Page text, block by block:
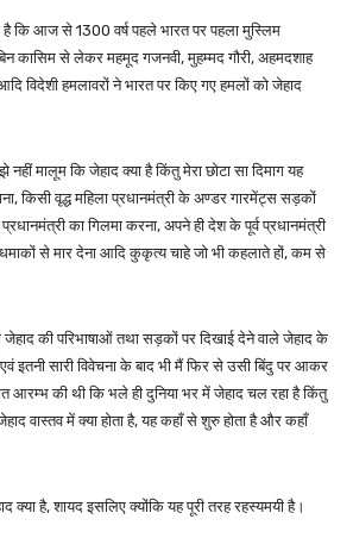
है कि आज से 1300 वर्ष पहले भारत पर पहला मुस्लिम
कासिम से लेकर महमूद गजनवी, मुहम्मद गौरी, अहमदशाह
विदेशी हमलावरों ने भारत पर किए गए हमलों को जेहाद
मालूम कि जेहाद क्या है किंतु मेरा छोटा सा दिमाग यह
किसी वृद्ध महिला प्रधानमंत्री के अण्डर गारमेंट्स सड़कों
प्रधानमंत्री का गिलमा करना, अपने ही देश के पूर्व प्रधानमंत्री
से मार देना आदि कुकृत्य चाहे जो भी कहलाते हों, कम से
जेहाद की परिभाषाओं तथा सड़कों पर दिखाई देने वाले जेहाद के
इतनी सारी विवेचना के बाद भी मैं फिर से उसी बिंदु पर आकर
आरम्भ की थी कि भले ही दुनिया भर में जेहाद चल रहा है किंतु
वास्तव में क्या होता है, यह कहाँ से शुरु होता है और कहाँ
क्या है, शायद इसलिए क्योंकि यह पूरी तरह रहस्यमयी है।